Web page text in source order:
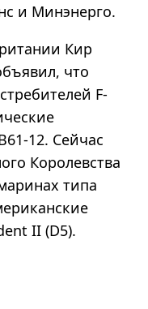
и Минэнерго.
Кир
что
F-
12. Сейчас
Королевства
типа
II (D5).